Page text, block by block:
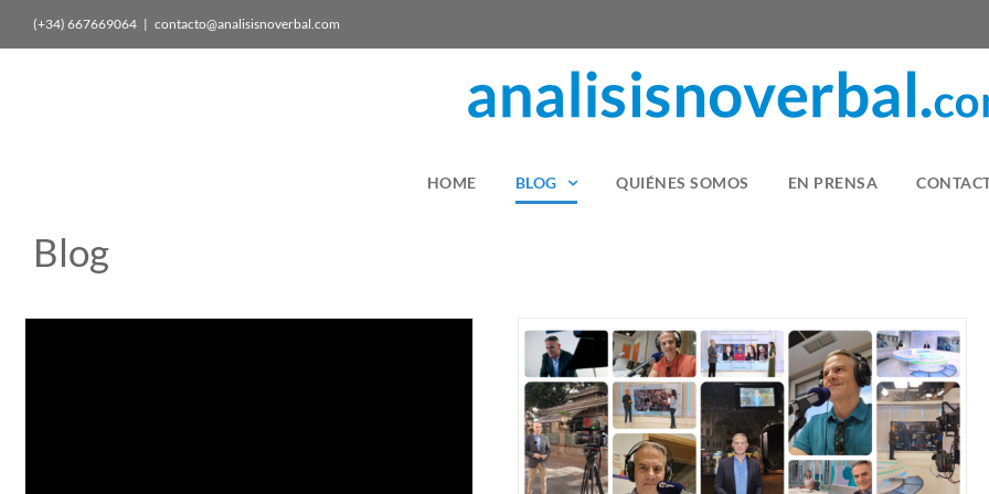
(+34) 667669064 | contacto@analisisnoverbal.com
HOME BLOG QUIÉNES SOMOS EN PRENSA
Blog
Alan Crawley y la comunicación no verbal